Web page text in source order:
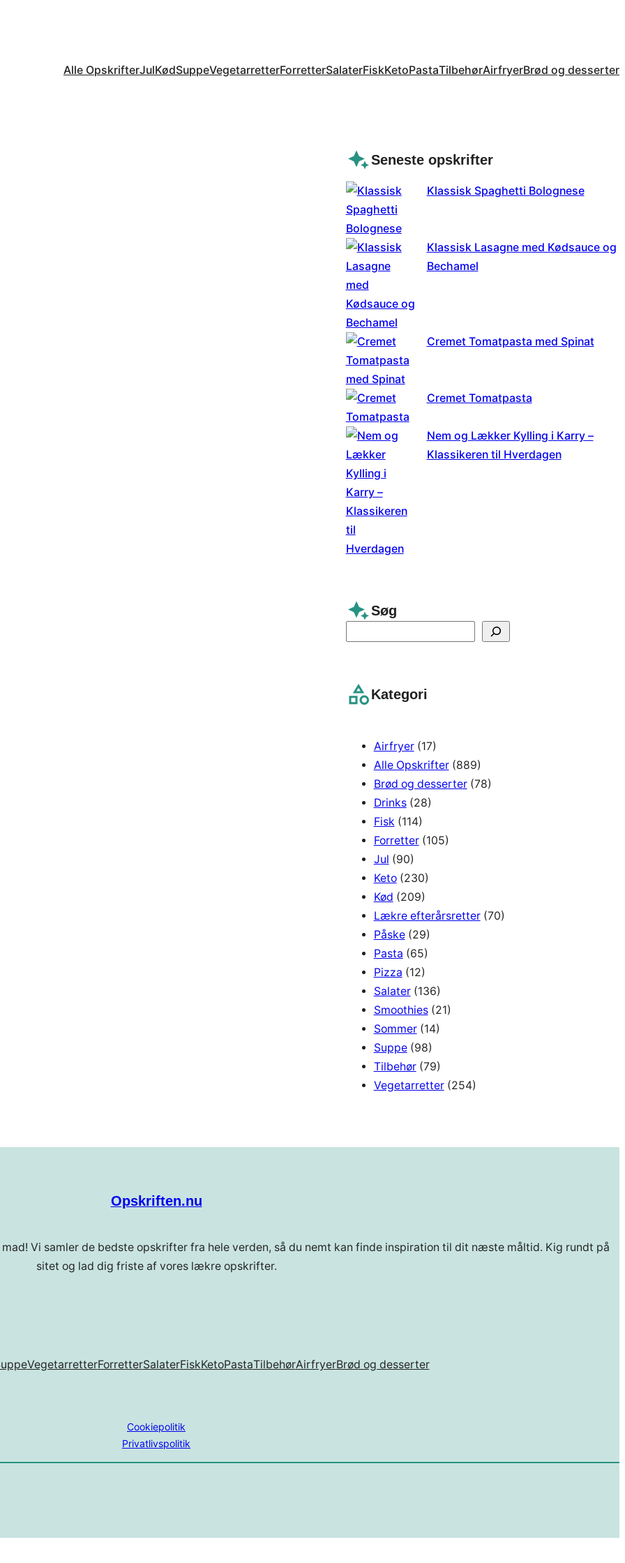
Alle OpskrifterJulKødSuppeVegetarretterForretterSalaterFiskKetoPastaTilbehørAirfryerBrød og desserter
Seneste opskrifter
Klassisk Spaghetti Bolognese
Klassisk Lasagne med Kødsauce og
Bechamel
Cremet Tomatpasta med Spinat
Cremet Tomatpasta
Nem og Lækker Kylling i Karry –
Klassikeren til Hverdagen
Søg
c
Kategori
Airfryer(17)
Alle Opskrifter(889)
Brød og desserter(78)
Drinks(28)
Fisk (114)
Forretter(105)
Jul (90)
Keto(230)
Kød (209)
Lækre efterårsretter(70)
Påske(29)
Pasta (65)
Pizza (12)
Salater(136)
Smoothies(21)
Sommer(14)
Suppe(98)
Tilbehør(79)
Vegetarretter(254)
Opskriften.nu
Vi samler de bedste opskrifter fra hele verden, så du nemt kan finde inspiration til dit næste måltid. Kig rundt på
sitet og lad dig friste af vores lækre opskrifter.
VegetarretterForretterSalaterFiskKetoPastaTilbehørAirfryerBrød og desserter
Cookiepolitik
Privatlivspolitik